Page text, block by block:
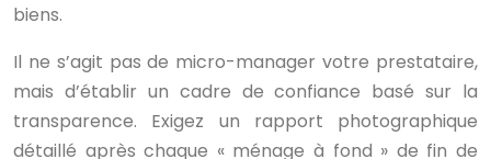
biens.
Il ne s’agit pas de micro-manager votre prestataire,
mais d’établir un cadre de confiance basé sur la
transparence. Exigez un rapport photographique
détaillé après chaque « ménage à fond » de fin de